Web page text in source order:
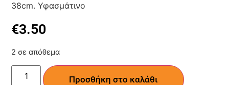
38cm. Υφασμάτινο
€3.50
2 σε απόθεμα
Προσθήκη στο καλάθι